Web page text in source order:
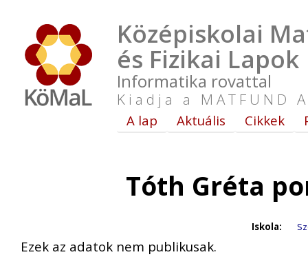
Középiskolai
és Fizikai Lapok
Informatika rovattal
Kiadja a MATFUND
A lap Aktuális Cikkek
Tóth Gréta
Iskola:
Ezek az adatok nem publikusak.